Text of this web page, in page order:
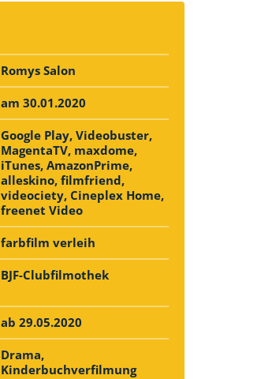
Romys Salon
am 30.01.2020
Google Play, Videobuster,
MagentaTV, maxdome,
iTunes, AmazonPrime,
alleskino, filmfriend,
videociety, Cineplex Home,
freenet Video
farbfilm verleih
BJF-Clubfilmothek
ab 29.05.2020
Drama,
Kinderbuchverfilmung